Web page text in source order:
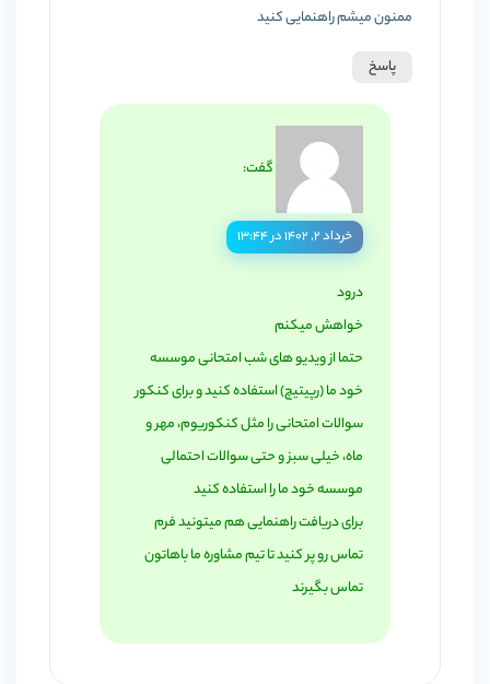
ممنون میشم راهنمایی کنید
پاسخ
گفت:
خرداد ۲, ۱۴۰۲ در ۱۳:۴۴
درود
خواهش میکنم
حتما از ویدیو های شب امتحانی موسسه
خود ما (رپیتیچ) استفاده کنید و برای کنکور
سوالات امتحانی را مثل کنکوریوم، مهر و
ماه، خیلی سبز و حتی سوالات احتمالی
موسسه خود ما را استفاده کنید
برای دریافت راهنمایی هم میتونید فرم
تماس رو پر کنید تا تیم مشاوره ما باهاتون
تماس بگیرند